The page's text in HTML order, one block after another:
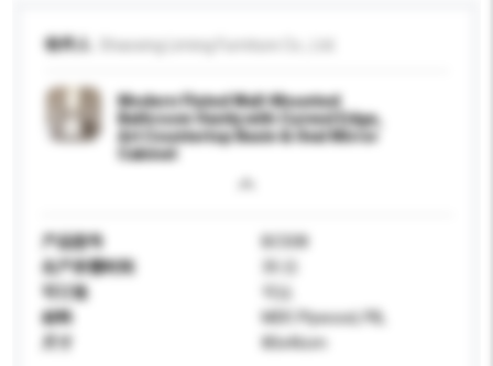
收件人
Modern Fluted Wall-Mounted
Bathroom Vanity with Curved Edge,
Art Countertop Basin & Oval Mirror
Cabinet
产品型号
BC508
生产所需时间
可订造
可以
材料
MDF, Plywood, PB,
80x46cm